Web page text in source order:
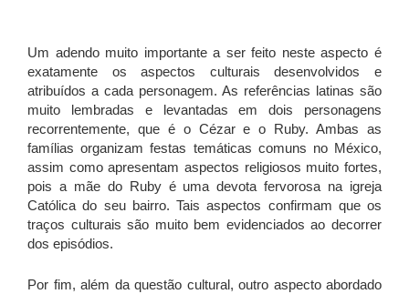
Um adendo muito importante a ser feito neste aspecto é
exatamente os aspectos culturais desenvolvidos e
atribuídos a cada personagem. As referências latinas são
muito lembradas e levantadas em dois personagens
recorrentemente, que é o Cézar e o Ruby. Ambas as
famílias organizam festas temáticas comuns no México,
assim como apresentam aspectos religiosos muito fortes,
pois a mãe do Ruby é uma devota fervorosa na igreja
Católica do seu bairro. Tais aspectos confirmam que os
traços culturais são muito bem evidenciados ao decorrer
dos episódios.
Por fim, além da questão cultural, outro aspecto abordado